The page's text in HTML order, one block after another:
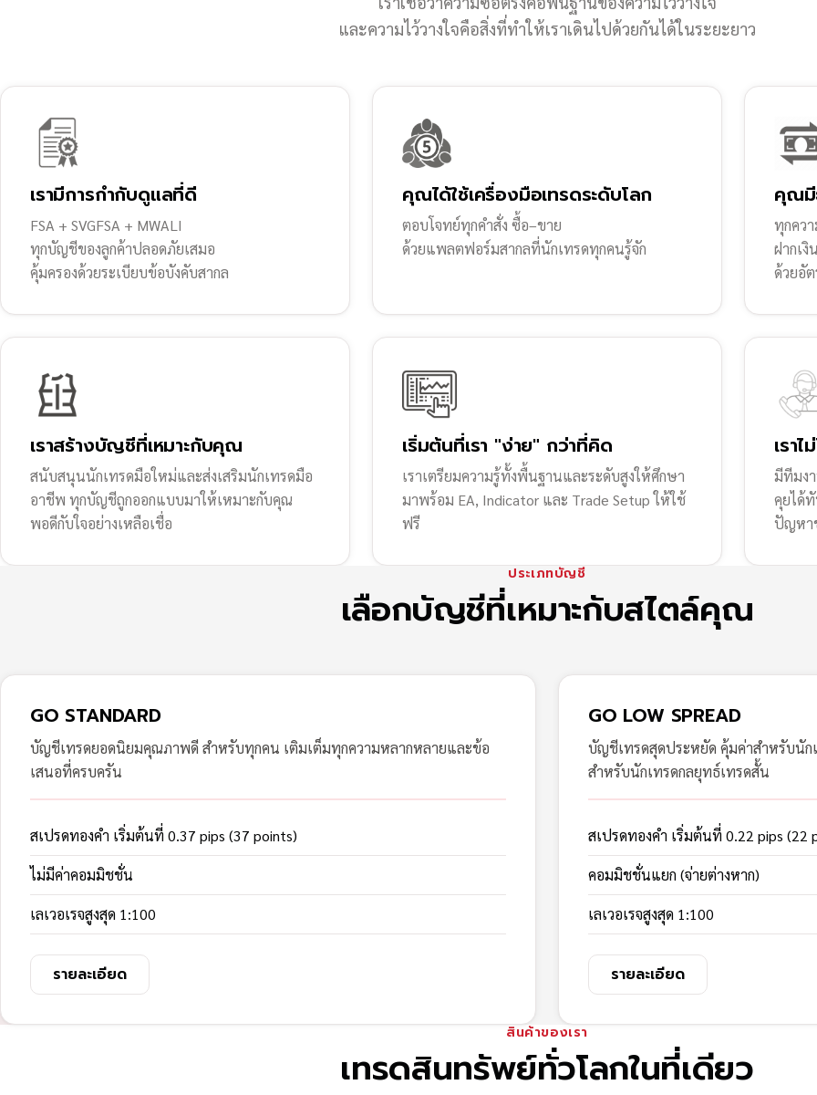
และความไว้วางใจคือสิ่งที่ทำให้เราเดินไปด้วยกันได้ในระยะยาว
เรามีการกำกับดูแลที่ดี
FSA + SVGFSA + MWALI
ทุกบัญชีของลูกค้าปลอดภัยเสมอ
คุ้มครองด้วยระเบียบข้อบังคับสากล
คุณได้ใช้เครื่องมือเทรดระดับโลก
ตอบโจทย์ทุกคำสั่ง ซื้อ–ขาย
ด้วยแพลตฟอร์มสากลที่นักเทรดทุกคนรู้จัก
คุณมี
ทุกควา
ฝากเงิ
ด้วยอั
เราสร้างบัญชีที่เหมาะกับคุณ
สนับสนุนนักเทรดมือใหม่และส่งเสริมนักเทรดมือ
อาชีพ ทุกบัญชีถูกออกแบบมาให้เหมาะกับคุณ
พอดีกับใจอย่างเหลือเชื่อ
เริ่มต้นที่เรา "ง่าย" กว่าที่คิด
เราเตรียมความรู้ทั้งพื้นฐานและระดับสูงให้ศึกษา
มาพร้อม EA, Indicator และ Trade Setup ให้ใช้
ฟรี
เรา
มีทีมง
คุยได้
ปัญหา
ประเภทบัญชี
เลือกบัญชีที่เหมาะกับสไตล์คุณ
GO STANDARD
บัญชีเทรดยอดนิยมคุณภาพดี สำหรับทุกคน เติมเต็มทุกความหลากหลายและข้อ
เสนอที่ครบครัน
สเปรดทองคำ เริ่มต้นที่ 0.37 pips (37 points)
ไม่มีค่าคอมมิชชั่น
เลเวอเรจสูงสุด 1:100
รายละเอียด
GO LOW SPREAD
บัญชีเทรดสุดประหยัด คุ้มค่าสำหรับนัก
สำหรับนักเทรดกลยุทธ์เทรดสั้น
สเปรดทองคำ เริ่มต้นที่ 0.22 pips (22
คอมมิชชั่นแยก (จ่ายต่างหาก)
เลเวอเรจสูงสุด 1:100
รายละเอียด
สินค้าของเรา
เทรดสินทรัพย์ทั่วโลกในที่เดียว